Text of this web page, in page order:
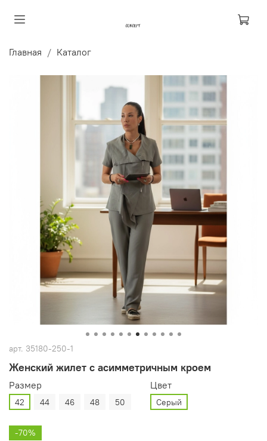
Главная Каталог
арт. 35180-250-1
Женский жилет с асимметричным кроем
Размер
42 44 46 48 50
Цвет
Серый
-70%